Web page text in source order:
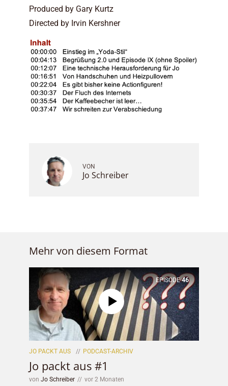
Produced by Gary Kurtz
Directed by Irvin Kershner
VON
Jo Schreiber
Mehr von diesem Format
EPISODE 46
JO PACKT AUS PODCAST-ARCHIV
Jo packt aus #1
von Jo Schreiber vor 2 Monaten